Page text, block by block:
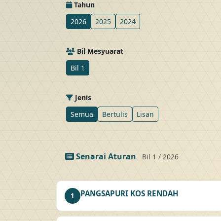
Tahun
2026
2025 2024
Bil Mesyuarat
Bil 1
Jenis
Semua
Bertulis Lisan
Senarai Aturan Bil 1 / 2026
1 PANGSAPURI KOS RENDAH